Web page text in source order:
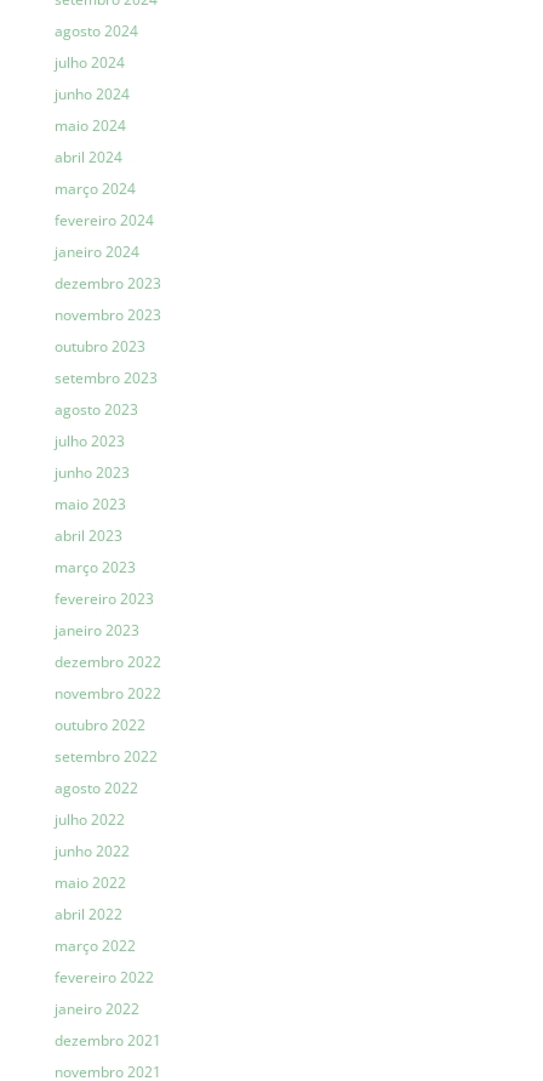
agosto 2024
julho 2024
junho 2024
maio 2024
abril 2024
março 2024
fevereiro 2024
janeiro 2024
dezembro 2023
novembro 2023
outubro 2023
setembro 2023
agosto 2023
julho 2023
junho 2023
maio 2023
abril 2023
março 2023
fevereiro 2023
janeiro 2023
dezembro 2022
novembro 2022
outubro 2022
setembro 2022
agosto 2022
julho 2022
junho 2022
maio 2022
abril 2022
março 2022
fevereiro 2022
janeiro 2022
dezembro 2021
novembro 2021